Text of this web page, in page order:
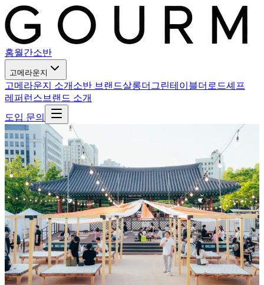
홈월간소반
고메라운지
고메라운지 소개 소반 브랜드살롱더그린테이블더로드셰프
레퍼런스 브랜드 소개
도입 문의